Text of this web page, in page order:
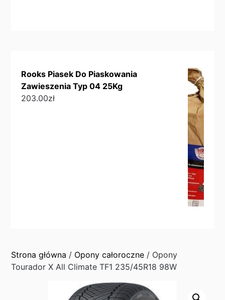
Rooks Piasek Do Piaskowania
Zawieszenia Typ 04 25Kg
203.00zł
Strona główna / Opony całoroczne / Opony
Tourador X All Climate TF1 235/45R18 98W